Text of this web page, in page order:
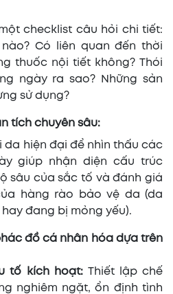
checklist câu hỏi chi tiết:
Có liên quan đến thời
thuốc nội tiết không? Thói
ngày ra sao? Những sản
sử dụng?
tích chuyên sâu:
da hiện đại để nhìn thấu các
giúp nhận diện cấu trúc
sâu của sắc tố và đánh giá
hàng rào bảo vệ da (da
đang bị mỏng yếu).
đồ cá nhân hóa dựa trên
tố kích hoạt: Thiết lập chế
nghiêm ngặt, ổn định tình